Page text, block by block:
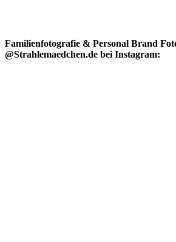
Familienfotografie & Personal Brand
@Strahlemaedchen.de bei Instagram: